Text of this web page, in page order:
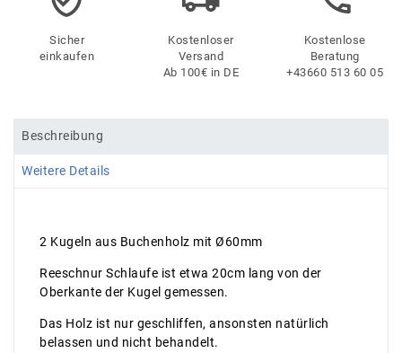
Sicher
einkaufen
Kostenloser
Versand
Ab 100€ in DE
Kostenlose
Beratung
+43660 513 60 05
Beschreibung
Weitere Details
2 Kugeln aus Buchenholz mit Ø60mm
Reeschnur Schlaufe ist etwa 20cm lang von der
Oberkante der Kugel gemessen.
Das Holz ist nur geschliffen, ansonsten natürlich
belassen und nicht behandelt.